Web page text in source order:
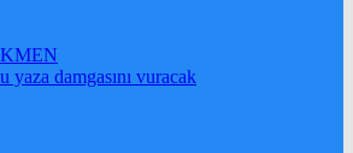
yaza damgasını vuracak